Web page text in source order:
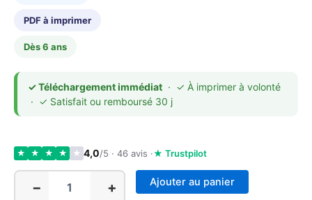
PDF à imprimer
Dès 6 ans
✓ Téléchargement immédiat · ✓ À imprimer à volonté
· ✓ Satisfait ou remboursé 30 j
★ ★ ★ ★ ★ 4,0/5 · 46 avis ·★ Trustpilot
−
quantité
+ Ajouter au panier